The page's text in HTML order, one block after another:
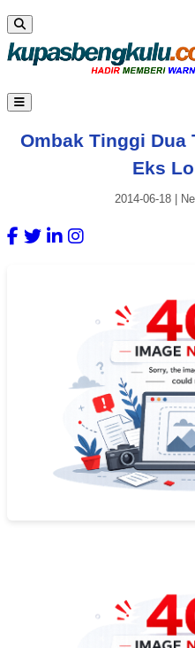
Ombak Tinggi Dua
Eks
2014-06-18|